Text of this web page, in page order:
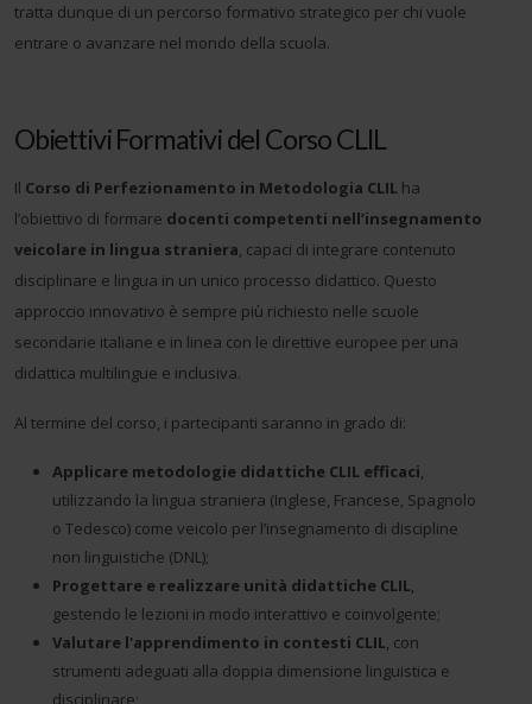
tratta dunque di un percorso formativo strategico per chi vuole
entrare o avanzare nel mondo della scuola.
Obiettivi Formativi del Corso CLIL
Il Corso di Perfezionamento in Metodologia CLIL ha
l’obiettivo di formare docenti competenti nell’insegnamento
veicolare in lingua straniera, capaci di integrare contenuto
disciplinare e lingua in un unico processo didattico. Questo
approccio innovativo è sempre più richiesto nelle scuole
secondarie italiane e in linea con le direttive europee per una
didattica multilingue e inclusiva.
Al termine del corso, i partecipanti saranno in grado di:
Applicare metodologie didattiche CLIL efficaci,
utilizzando la lingua straniera (Inglese, Francese, Spagnolo
o Tedesco) come veicolo per l’insegnamento di discipline
non linguistiche (DNL);
Progettare e realizzare unità didattiche CLIL,
gestendo le lezioni in modo interattivo e coinvolgente;
Valutare l'apprendimento in contesti CLIL, con
strumenti adeguati alla doppia dimensione linguistica e
disciplinare;